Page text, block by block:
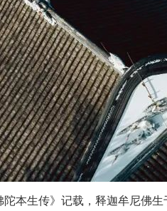
陀本生传》记载，释迦牟尼佛